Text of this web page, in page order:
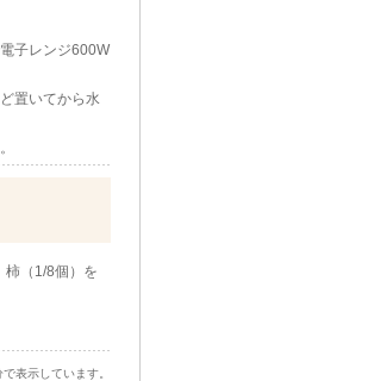
子レンジ600W
置いてから水
柿（1/8個）を
表示しています。